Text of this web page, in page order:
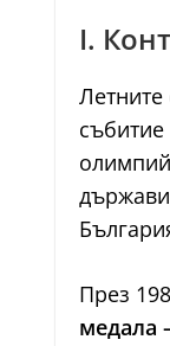
I.
Летните
През
медала